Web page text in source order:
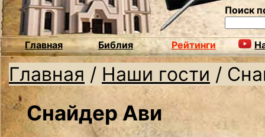
Поиск
Главная Библия Рейтинги
Главная / Наши гости /
Снайдер Ави